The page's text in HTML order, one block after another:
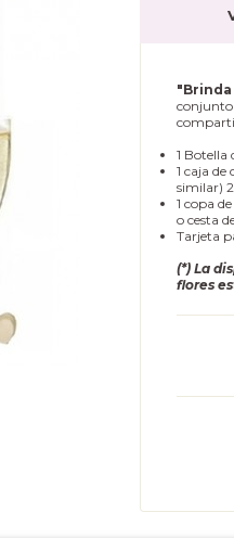
conjunto
1 Botella
1 caja
similar)
1 copa
o cesta
Tarjeta
(*) La
flores